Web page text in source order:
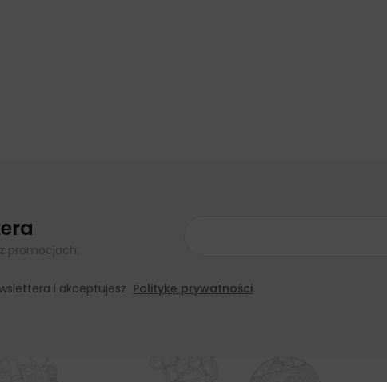
promocjach.
i akceptujesz Politykę prywatności.